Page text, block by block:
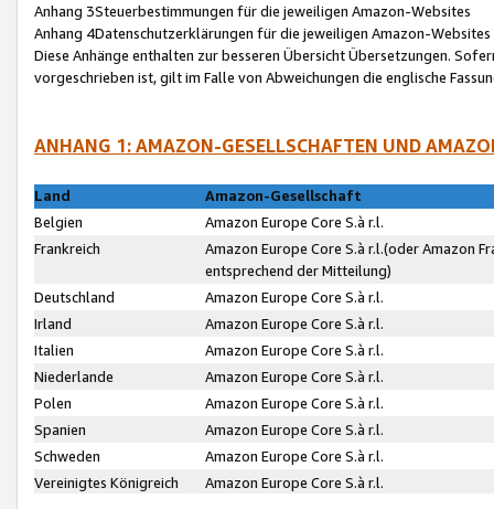
Anhang 3Steuerbestimmungen für die jeweiligen Amazon-Websites
Anhang 4Datenschutzerklärungen für die jeweiligen Amazon-Websites
Diese Anhänge enthalten zur besseren Übersicht Übersetzungen.
vorgeschrieben ist, gilt im Falle von Abweichungen die englische
ANHANG 1: AMAZON-GESELLSCHAFTEN UND
Land
Amazon-Gesellschaft
Belgien
Amazon Europe Core S.à r.l.
Frankreich
Amazon Europe Core S.à r.l.(oder Amazon
entsprechend der Mitteilung)
Deutschland
Amazon Europe Core S.à r.l.
Irland
Amazon Europe Core S.à r.l.
Italien
Amazon Europe Core S.à r.l.
Niederlande
Amazon Europe Core S.à r.l.
Polen
Amazon Europe Core S.à r.l.
Spanien
Amazon Europe Core S.à r.l.
Schweden
Amazon Europe Core S.à r.l.
Vereinigtes Königreich
Amazon Europe Core S.à r.l.